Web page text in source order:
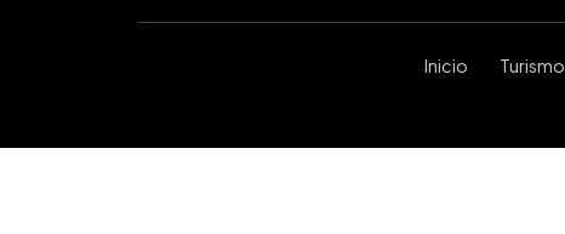
Inicio Turismo